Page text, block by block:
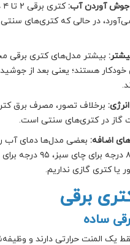
آوردن آب:
در حالی که کتری‌های سنتی
بیشتر مدل‌های کتری برقی
هستند؛ یعنی بعد از
برخلاف تصور، مصرف برق
گاز در کتری‌های سنتی است.
اضافه: بعضی مدل‌ها دمای آب
(مثلاً ۸۰ درجه برای
یا کتری گازی نداریم.
برقی
یک المنت حرارتی دارند و